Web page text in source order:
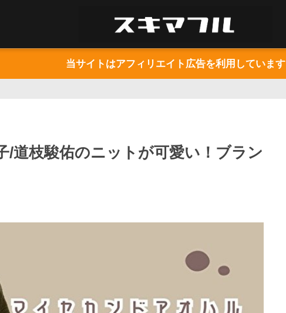
当サイトはアフィリエイト広告を利用しています
/道枝駿佑のニットが可愛い！ブラン